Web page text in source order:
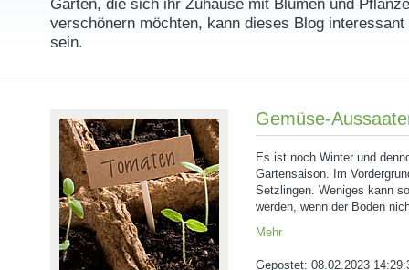
Garten, die sich ihr Zuhause mit Blumen und
verschönern möchten, kann dieses Blog interessant
sein.
Gemüse-
Es ist noch Winter und
Gartensaison. Im
Setzlingen. Weniges kann
werden, wenn der Boden
Mehr
Gepostet: 08.02.2023